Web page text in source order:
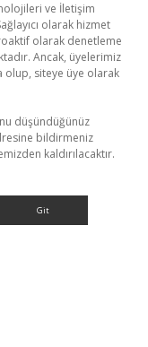
ve İletişim
olarak hizmet
olarak denetleme
Ancak, üyelerimiz
olup, siteye üye olarak
düşündüğünüz
bildirmeniz
kaldırılacaktır.